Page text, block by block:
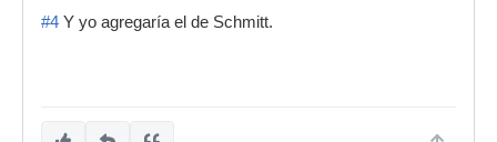
#4 Y yo agregaría el de Schmitt.